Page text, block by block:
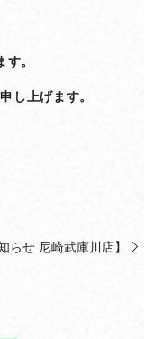
。
し上げます。
らせ 尼崎武庫川店】